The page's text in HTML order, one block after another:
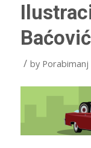
Baćović
/ by Porabimanj